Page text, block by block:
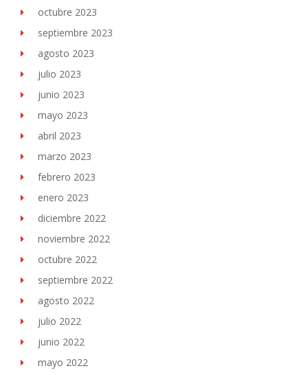
octubre 2023
septiembre 2023
agosto 2023
julio 2023
junio 2023
mayo 2023
abril 2023
marzo 2023
febrero 2023
enero 2023
diciembre 2022
noviembre 2022
octubre 2022
septiembre 2022
agosto 2022
julio 2022
junio 2022
mayo 2022